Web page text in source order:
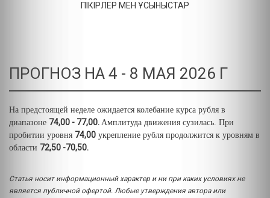
ПІКІРЛЕР МЕН ҰСЫНЫСТАР
ПРОГНОЗ НА 4 - 8 МАЯ 2026 Г
На предстоящей неделе ожидается колебание курса рубля в
диапазоне 74,00 - 77,00. Амплитуда движения сузилась. При
пробитии уровня 74,00 укрепление рубля продолжится к уровням в
области 72,50 -70,50.
Статья носит информационный характер и ни при каких условиях не
является публичной офертой. Любые утверждения автора или